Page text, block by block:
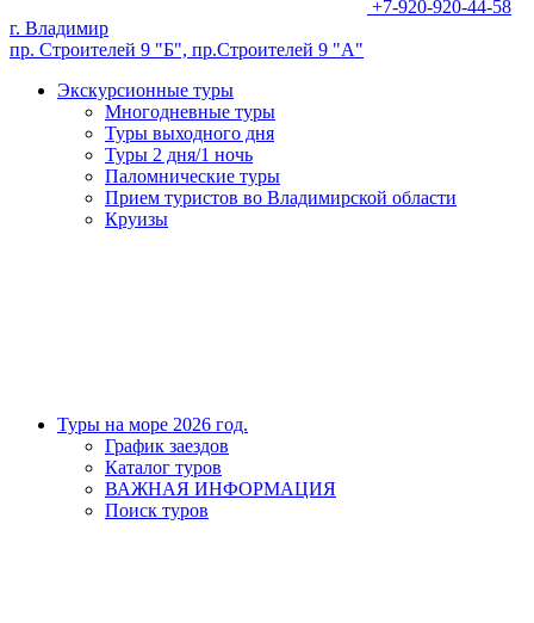
+7-920-920-44-58
г. Владимир
пр. Строителей 9 "Б", пр.Строителей 9 "А"
Экскурсионные туры
Многодневные туры
Туры выходного дня
Туры 2 дня/1 ночь
Паломнические туры
Прием туристов во Владимирской области
Круизы
Туры на море 2026 год.
График заездов
Каталог туров
ВАЖНАЯ ИНФОРМАЦИЯ
Поиск туров